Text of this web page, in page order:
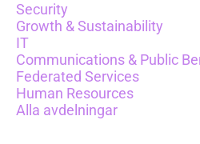
Security
Growth & Sustainability
IT
Communications & Public
Federated Services
Human Resources
Alla avdelningar